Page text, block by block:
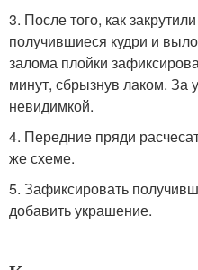
3. После того, как
получившиеся кудри и
залома плойки
минут, сбрызнув лаком. За
невидимкой.
4. Передние пряди
же схеме.
5. Зафиксировать
добавить украшение.